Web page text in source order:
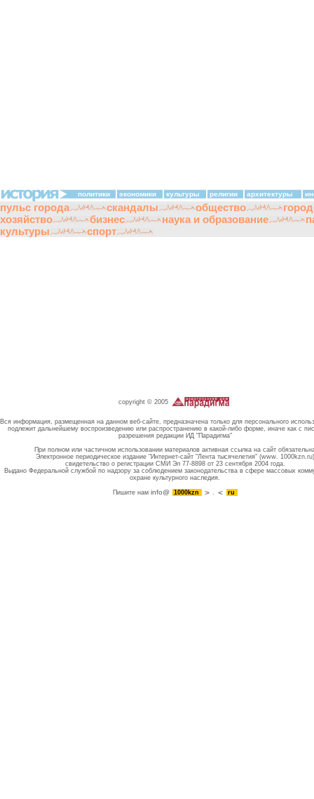
политики экономики культуры религии архитектуры
пульс города скандалы общество
хозяйство
бизнес наука и образование
культуры
спорт
copyright © 2005
Вся информация, размещенная на данном веб-сайте, предназначена только для персонального
подлежит дальнейшему воспроизведению или распространению в какой-либо форме, иначе как с
разрешения редакции ИД "Парадигма"
При полном или частичном использовании материалов активная ссылка на сайт
Электронное периодическое издание "Интернет-сайт "Лента тысячелетия" (www. 1000kzn.ru)
свидетельство о регистрации СМИ Эл 77-8898 от 23 сентября 2004 года.
Выдано Федеральной службой по надзору за соблюдением законодательства в сфере массовых
охране культурного наследия.
Пишите намinfo@ 1000kzn . ru